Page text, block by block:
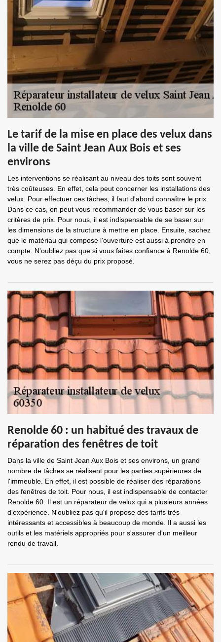
Le tarif de la mise en place des velux dans
la ville de Saint Jean Aux Bois et ses
environs
Les interventions se réalisant au niveau des toits sont souvent
très coûteuses. En effet, cela peut concerner les installations des
velux. Pour effectuer ces tâches, il faut d'abord connaître le prix.
Dans ce cas, on peut vous recommander de vous baser sur les
critères de prix. Pour nous, il est indispensable de se baser sur
les dimensions de la structure à mettre en place. Ensuite, sachez
que le matériau qui compose l'ouverture est aussi à prendre en
compte. N'oubliez pas que si vous faites confiance à Renolde 60,
vous ne serez pas déçu du prix proposé.
Renolde 60 : un habitué des travaux de
réparation des fenêtres de toit
Dans la ville de Saint Jean Aux Bois et ses environs, un grand
nombre de tâches se réalisent pour les parties supérieures de
l'immeuble. En effet, il est possible de réaliser des réparations
des fenêtres de toit. Pour nous, il est indispensable de contacter
Renolde 60. Il est un réparateur de velux qui a plusieurs années
d'expérience. N'oubliez pas qu'il propose des tarifs très
intéressants et accessibles à beaucoup de monde. Il a aussi les
outils et les matériels appropriés pour s'assurer d'un meilleur
rendu de travail.